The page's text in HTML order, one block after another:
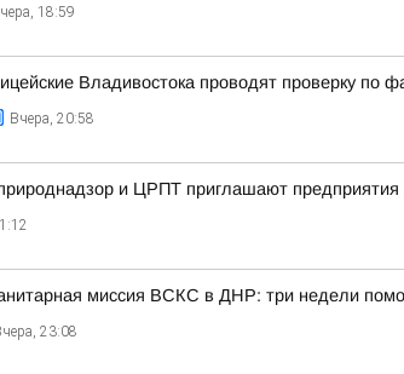
18:59
Владивостока проводят проверку по
Вчера, 20:58
и ЦРПТ приглашают
миссия ВСКС в ДНР: три недели
23:08